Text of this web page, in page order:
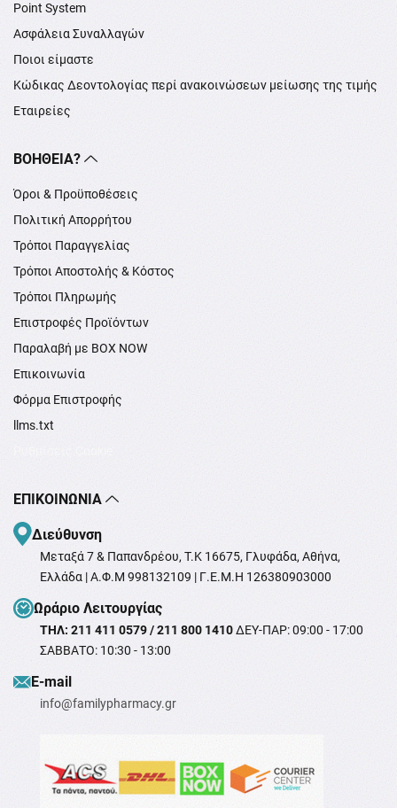
Point System
Ασφάλεια Συναλλαγών
Ποιοι είμαστε
Κώδικας Δεοντολογίας περί ανακοινώσεων μείωσης της τιμής
Εταιρείες
ΒΟΉΘΕΙΑ?
Όροι & Προϋποθέσεις
Πολιτική Απορρήτου
Τρόποι Παραγγελίας
Τρόποι Αποστολής & Κόστος
Τρόποι Πληρωμής
Επιστροφές Προϊόντων
Παραλαβή με BOX NOW
Επικοινωνία
Φόρμα Επιστροφής
llms.txt
ΕΠΙΚΟΙΝΩΝΊΑ
Διεύθυνση
Μεταξά 7 & Παπανδρέου, T.K 16675, Γλυφάδα, Αθήνα,
Ελλάδα | Α.Φ.Μ 998132109 | Γ.Ε.Μ.Η 126380903000
Ωράριο Λειτουργίας
ΤΗΛ: 211 411 0579 / 211 800 1410ΔΕΥ-ΠΑΡ: 09:00 - 17:00
ΣΑΒΒΑΤΟ: 10:30 - 13:00
Ε-mail
info@familypharmacy.gr